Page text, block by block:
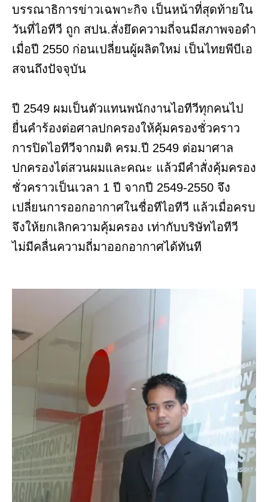
บรรณาธิการข่าวเฉพาะกิจ เป็นหน้าที่สุดท้ายใน
วันที่ไอทีวี ถูก สปน.สั่งยึดความถี่จนมีสภาพจอดำ
เมื่อปี 2550 ก่อนเปลี่ยนผู้ผลิตใหม่ เป็นไทยพีบีเอ
สจนถึงปัจจุบัน
ปี 2549 ผมเป็นตัวแทนพนักงานไอทีวีทุกคนไป
ยื่นคำร้องต่อศาลปกครองให้คุ้มครองชั่วคราว
การปิดไอทีวีจากมติ ครม.ปี 2549 ต่อมาศาล
ปกครองไต่สวนผมและคณะ แล้วมีคำสั่งคุ้มครอง
ชั่วคราวเป็นเวลา 1 ปี จากปี 2549-2550 จึง
เปลี่ยนการออกอากาศในชื่อทีไอทีวี แล้วเมื่อครบ
จึงให้ยกเลิกความคุ้มครอง เท่ากับบริษัทไอทีวี
ไม่มีคลื่นความถี่มาออกอากาศได้ทันที